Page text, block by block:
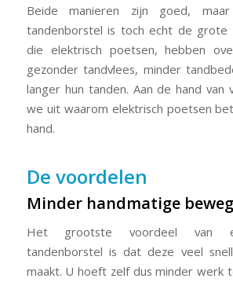
Beide manieren zijn goed,
tandenborstel is toch echt de grote
die elektrisch poetsen, hebben
gezonder tandvlees, minder
langer hun tanden. Aan de hand van
we uit waarom elektrisch poetsen
hand.
De voordelen
Minder handmatige
Het grootste voordeel van
tandenborstel is dat deze veel
maakt. U hoeft zelf dus minder werk